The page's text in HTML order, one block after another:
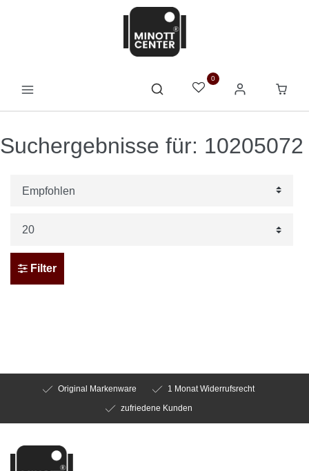
0
Suchergebnisse für: 10205072
Filter
Original Markenware
1 Monat Widerrufsrecht
zufriedene Kunden